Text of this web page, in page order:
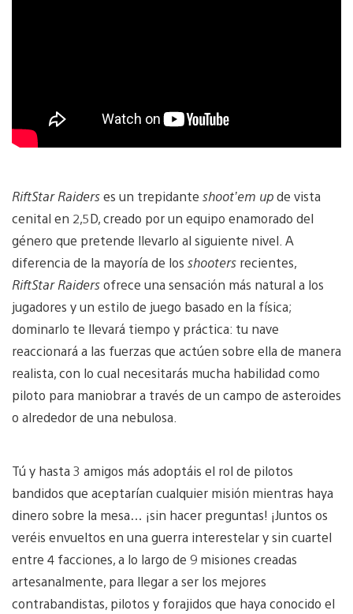
RiftStar Raiderses un trepidante shoot’em upde vista
cenital en 2,5D, creado por un equipo enamorado del
género que pretende llevarlo al siguiente nivel. A
diferencia de la mayoría de los shooters recientes,
RiftStar Raidersofrece una sensación más natural a los
jugadores y un estilo de juego basado en la física;
dominarlo te llevará tiempo y práctica: tu nave
reaccionará a las fuerzas que actúen sobre ella de manera
realista, con lo cual necesitarás mucha habilidad como
piloto para maniobrar a través de un campo de asteroides
o alrededor de una nebulosa.
Tú y hasta 3 amigos más adoptáis el rol de pilotos
bandidos que aceptarían cualquier misión mientras haya
dinero sobre la mesa… ¡sin hacer preguntas! ¡Juntos os
veréis envueltos en una guerra interestelar y sin cuartel
entre 4 facciones, a lo largo de 9 misiones creadas
artesanalmente, para llegar a ser los mejores
contrabandistas, pilotos y forajidos que haya conocido el